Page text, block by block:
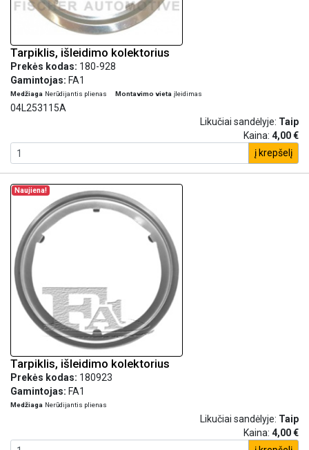
Tarpiklis, išleidimo kolektorius
Prekės kodas: 180-928
Gamintojas: FA1
Medžiaga Nerūdijantis plienas Montavimo vieta įleidimas
04L253115A
Likučiai sandėlyje: Taip
Kaina: 4,00 €
į krepšelį
Naujiena!
Tarpiklis, išleidimo kolektorius
Prekės kodas: 180923
Gamintojas: FA1
Medžiaga Nerūdijantis plienas
Likučiai sandėlyje: Taip
Kaina: 4,00 €